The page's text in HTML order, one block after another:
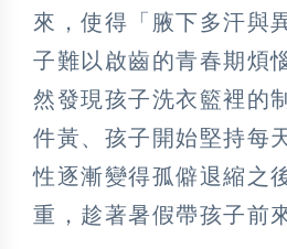
來，使得「腋下多汗與
子難以啟齒的青春期煩
然發現孩子洗衣籃裡的
件黃、孩子開始堅持每
性逐漸變得孤僻退縮之
重，趁著暑假帶孩子前